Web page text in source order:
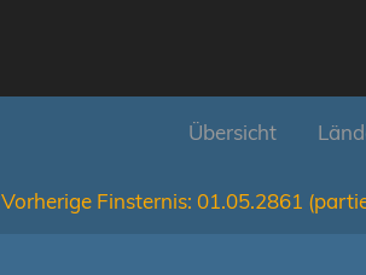
Übersicht
Vorherige Finsternis: 01.05.2861